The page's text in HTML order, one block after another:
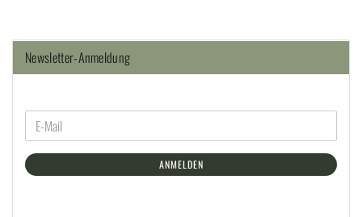
Newsletter-Anmeldung
ANMELDEN